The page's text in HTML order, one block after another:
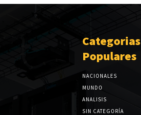
Categorias
Populares
NACIONALES
MUNDO
ANALISIS
SIN CATEGORÍA